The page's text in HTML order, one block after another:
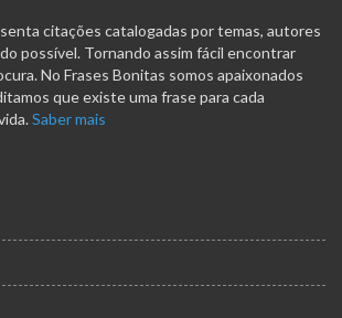
citações catalogadas por temas, autores
possível. Tornando assim fácil encontrar
No Frases Bonitas somos apaixonados
que existe uma frase para cada
Saber mais